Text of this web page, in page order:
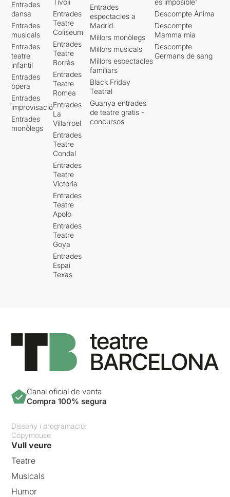
Entrades
dansa
Entrades
musicals
Entrades
teatre
infantil
Entrades
òpera
Entrades
improvisació
Entrades
monòlegs
Entrades
Teatre
Coliseum
Entrades
Teatre
Borràs
Entrades
Teatre
Romea
Entrades
La
Villarroel
Entrades
Teatre
Condal
Entrades
Teatre
Victòria
Entrades
Teatre
Apolo
Entrades
Teatre
Goya
Entrades
Espai
Texas
Entrades
espectacles a
Madrid
Millors monòlegs
Millors musicals
Millors espectacles
familiars
Black Friday
Teatral
Guanya entrades
de teatre gratis -
concursos
Descompte Ànima
Descompte
Mamma mia
Descompte
Germans de sang
Canal oficial de venta
Compra 100% segura
Disseny i programació:
Copymouse
Vull veure
Teatre
Musicals
Humor